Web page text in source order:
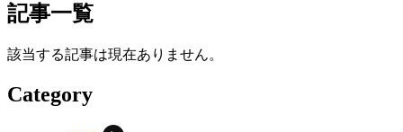
記事一覧
該当する記事は現在ありません。
Category